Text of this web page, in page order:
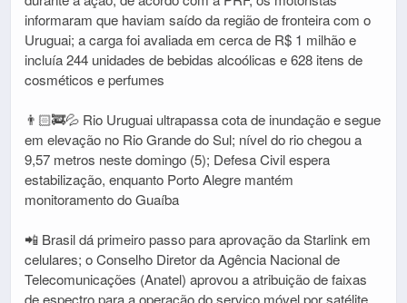
informaram que haviam saído da região de fronteira com o
Uruguai; a carga foi avaliada em cerca de R$ 1 milhão e
incluía 244 unidades de bebidas alcoólicas e 628 itens de
cosméticos e perfumes
👨🏻‍🚒💦 Rio Uruguai ultrapassa cota de inundação e segue
em elevação no Rio Grande do Sul; nível do rio chegou a
9,57 metros neste domingo (5); Defesa Civil espera
estabilização, enquanto Porto Alegre mantém
monitoramento do Guaíba
📲 Brasil dá primeiro passo para aprovação da Starlink em
celulares; o Conselho Diretor da Agência Nacional de
Telecomunicações (Anatel) aprovou a atribuição de faixas
de espectro para a operação do serviço móvel por satélite